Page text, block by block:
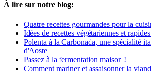
À lire sur notre blog:
Quatre recettes gourmandes pour la
Idées de recettes végétariennes et
Polenta à la Carbonada, une spécialité
d'Aoste
Passez à la fermentation maison !
Comment mariner et assaisonner la